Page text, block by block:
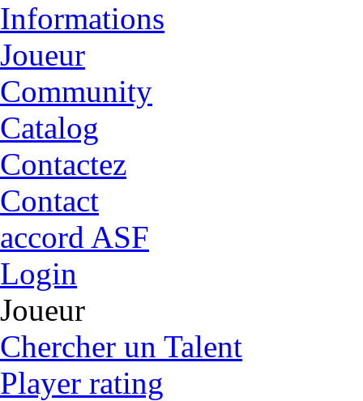
Informations
Joueur
Community
Catalog
Contactez
Contact
accord ASF
Login
Joueur
Chercher un Talent
Player rating